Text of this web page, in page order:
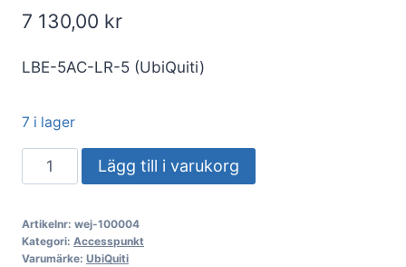
7 130,00 kr
LBE-5AC-LR-5 (UbiQuiti)
7 i lager
UbiQuiti
LiteBeam
långräckvidd
5-
Lägg till i varukorg
Artikelnr: wej-100004
Kategori: Accesspunkt
Varumärke: UbiQuiti